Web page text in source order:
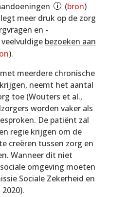
(bron)
meer druk op de zorg
en -
bezoeken aan
).
meerdere chronische
neemt het aantal
toe (Wouters et al.,
worden vaker als
De patiënt zal
regie krijgen om de
creëren tussen zorg en
Wanneer dit niet
omgeving moeten
Sociale Zekerheid en